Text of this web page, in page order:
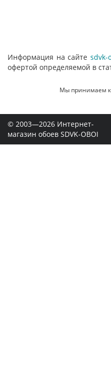
Информация на сайте sdvk-
офертой определяемой в
Мы принимаем к
© 2003—2026 Интернет-
магазин обоев SDVK-OBOI